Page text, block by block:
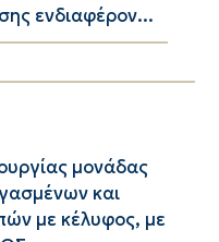
ενδιαφέρον...
μονάδας
και
με κέλυφος, με